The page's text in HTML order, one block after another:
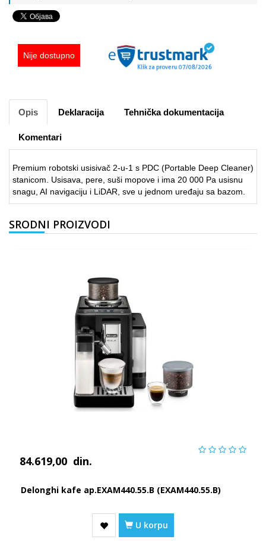
Nije dostupno
Opis Deklaracija Tehnička dokumentacija
Komentari
Premium robotski usisivač 2-u-1 s PDC (Portable Deep Cleaner)
stanicom. Usisava, pere, suši mopove i ima 20 000 Pa usisnu
snagu, AI navigaciju i LiDAR, sve u jednom uređaju sa bazom.
SRODNI PROIZVODI
84.619,00 din.
Delonghi kafe ap.EXAM440.55.B (EXAM440.55.B)
U korpu